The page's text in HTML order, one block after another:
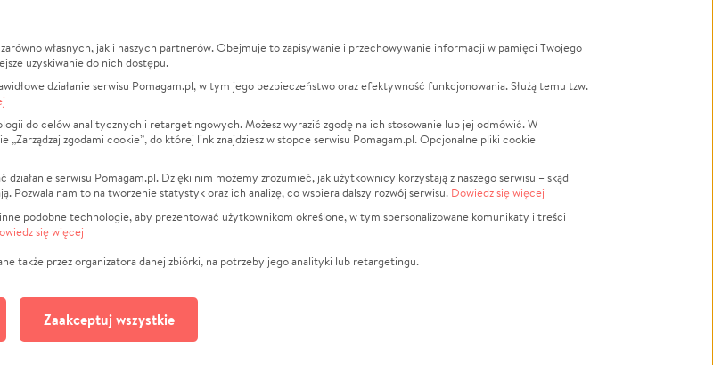
O nas
Raporty
Za darmo
Dla NGO
Fundacja Pomagam.pl
Zbieraj na
Leczenie
Zwierzęta
Pożar
Sport
Pomoc Finansowa
Pogrzeb
LGBTQ+
Powódź
Wichura
Religia
Edukacja
własnych, jak i naszych partnerów. Obejmuje to zapisywanie i przechowywanie informacji w pamięci Twojego
uzyskiwanie do nich dostępu.
działanie serwisu Pomagam.pl, w tym jego bezpieczeństwo oraz efektywność funkcjonowania. Służą temu tzw.
do celów analitycznych i retargetingowych. Możesz wyrazić zgodę na ich stosowanie lub jej odmówić. W
zgodami cookie”, do której link znajdziesz w stopce serwisu Pomagam.pl. Opcjonalne pliki cookie
serwisu Pomagam.pl. Dzięki nim możemy zrozumieć, jak użytkownicy korzystają z naszego serwisu – skąd
Pozwala nam to na tworzenie statystyk oraz ich analizę, co wspiera dalszy rozwój serwisu. Dowiedz się więcej
podobne technologie, aby prezentować użytkownikom określone, w tym spersonalizowane komunikaty i treści
się więcej
także przez organizatora danej zbiórki, na potrzeby jego analityki lub retargetingu.
Zaakceptuj wszystkie